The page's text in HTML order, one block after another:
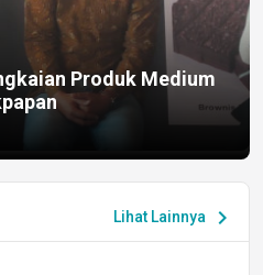
Produk Medium
Lihat Lainnya chevron_right